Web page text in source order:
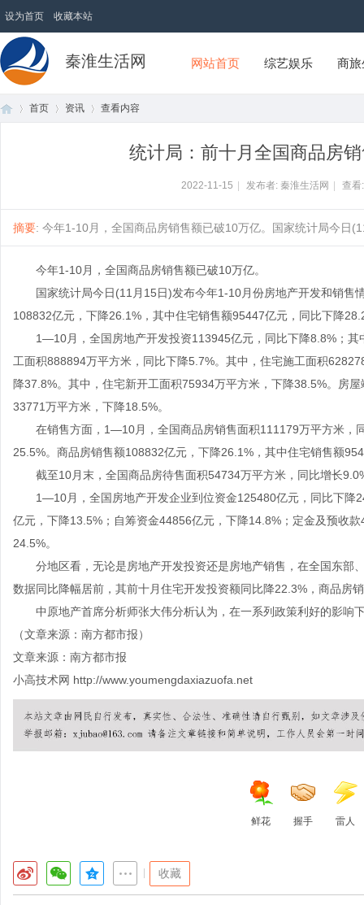
设为首页 收藏本站
秦淮生活网 网站首页 综艺娱乐 商
首页 资讯 查看内容
统计局：前十月全国商品房
2022-11-15 发布者: 秦淮生活网 查
摘要: 今年1-10月，全国商品房销售额已破10万亿。国家统计局今日
今年1-10月，全国商品房销售额已破10万亿。
国家统计局今日(11月15日)发布今年1-10月份房地产开发和销售
108832亿元，下降26.1%，其中住宅销售额95447亿元，同比下降
1—10月，全国房地产开发投资113945亿元，同比下降8.8%；其
工面积888894万平方米，同比下降5.7%。其中，住宅施工面积
降37.8%。其中，住宅新开工面积75934万平方米，下降38.5%。房
33771万平方米，下降18.5%。
在销售方面，1—10月，全国商品房销售面积111179万平方米，
25.5%。商品房销售额108832亿元，下降26.1%，其中住宅销售额
截至10月末，全国商品房待售面积54734万平方米，同比增长
1—10月，全国房地产开发企业到位资金125480亿元，同比下降
亿元，下降13.5%；自筹资金44856亿元，下降14.8%；定金及预收
24.5%。
分地区看，无论是房地产开发投资还是房地产销售，在全国东部
数据同比降幅居前，其前十月住宅开发投资额同比降22.3%，商品房
中原地产首席分析师张大伟分析认为，在一系列政策利好的影响
（文章来源：南方都市报）
文章来源：南方都市报
小高技术网 http://www.youmengdaxiazuofa.net
鲜花 握手 雷人
收藏